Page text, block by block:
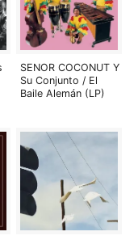
SENOR COCONUT Y
Su Conjunto / El
Baile Alemán (LP)